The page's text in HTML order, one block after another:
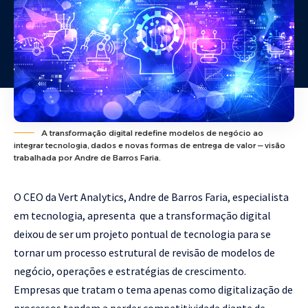
A transformação digital redefine modelos de negócio ao
integrar tecnologia, dados e novas formas de entrega de valor — visão
trabalhada por Andre de Barros Faria.
O CEO da Vert Analytics, Andre de Barros Faria, especialista
em tecnologia, apresenta que a transformação digital
deixou de ser um projeto pontual de tecnologia para se
tornar um processo estrutural de revisão de modelos de
negócio, operações e estratégias de crescimento.
Empresas que tratam o tema apenas como digitalização de